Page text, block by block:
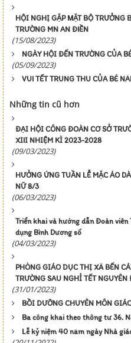
HỘI NGHỊ GẶP MẶT BỘ TRƯỞNG
TRƯỜNG MN AN ĐIỀN
(15/08/2023)
NGÀY HỘI ĐẾN TRƯỜNG CỦA
(05/09/2023)
VUI TẾT TRUNG THU CỦA BÉ
Những tin cũ hơn
ĐẠI HỘI CÔNG ĐOÀN CƠ SỞ
XIII NHIỆM KÌ 2023-2028
(09/03/2023)
HƯỞNG ỨNG TUẦN LỄ MẶC ÁO
NỮ 8/3
(06/03/2023)
Triển khai và hướng dẫn Đoàn
dụng Bình Dương số
(04/03/2023)
PHÒNG GIÁO DỤC THỊ XÃ BẾN
TRƯỜNG SAU NGHỈ TẾT
(31/01/2023)
BỒI DƯỠNG CHUYÊN MÔN
Ba công khai theo thông tư 36.
Lễ kỷ niệm 40 năm ngày Nhà